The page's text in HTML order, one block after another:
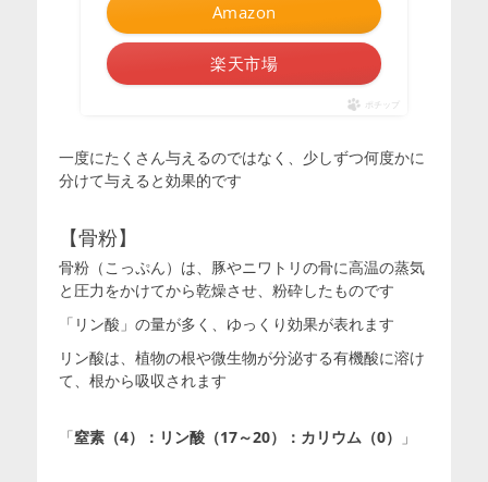
Amazon
楽天市場
ポチップ
一度にたくさん与えるのではなく、少しずつ何度かに
分けて与えると効果的です
【骨粉】
骨粉（こっぷん）は、豚やニワトリの骨に高温の蒸気
と圧力をかけてから乾燥させ、粉砕したものです
「リン酸」の量が多く、ゆっくり効果が表れます
リン酸は、植物の根や微生物が分泌する有機酸に溶け
て、根から吸収されます
「窒素（4）：リン酸（17～20）：カリウム（0） 」